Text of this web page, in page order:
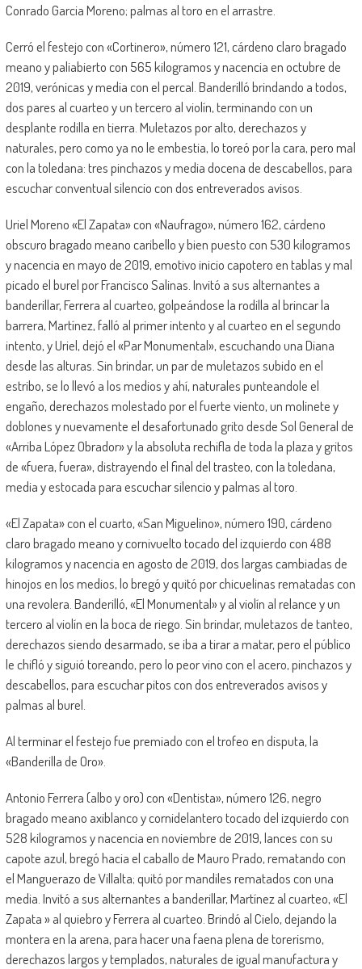
Conrado Garcia Moreno; palmas al toro en el arrastre.
Cerró el festejo con «Cortinero», número 121, cárdeno claro bragado
meano y paliabierto con 565 kilogramos y nacencia en octubre de
2019, verónicas y media con el percal. Banderilló brindando a todos,
dos pares al cuarteo y un tercero al violín, terminando con un
desplante rodilla en tierra. Muletazos por alto, derechazos y
naturales, pero como ya no le embestia, lo toreó por la cara, pero mal
con la toledana: tres pinchazos y media docena de descabellos, para
escuchar conventual silencio con dos entreverados avisos.
Uriel Moreno «El Zapata» con «Naufrago», número 162, cárdeno
obscuro bragado meano caribello y bien puesto con 530 kilogramos
y nacencia en mayo de 2019, emotivo inicio capotero en tablas y mal
picado el burel por Francisco Salinas. Invitó a sus alternantes a
banderillar, Ferrera al cuarteo, golpeándose la rodilla al brincar la
barrera, Martínez, falló al primer intento y al cuarteo en el segundo
intento, y Uriel, dejó el «Par Monumental», escuchando una Diana
desde las alturas. Sin brindar, un par de muletazos subido en el
estribo, se lo llevó a los medios y ahí, naturales punteandole el
engaño, derechazos molestado por el fuerte viento, un molinete y
doblones y nuevamente el desafortunado grito desde Sol General de
«Arriba López Obrador» y la absoluta rechifla de toda la plaza y gritos
de «fuera, fuera», distrayendo el final del trasteo, con la toledana,
media y estocada para escuchar silencio y palmas al toro.
«El Zapata» con el cuarto, «San Miguelino», número 190, cárdeno
claro bragado meano y cornivuelto tocado del izquierdo con 488
kilogramos y nacencia en agosto de 2019, dos largas cambiadas de
hinojos en los medios, lo bregó y quitó por chicuelinas rematadas con
una revolera. Banderilló, «El Monumental» y al violín al relance y un
tercero al violín en la boca de riego. Sin brindar, muletazos de tanteo,
derechazos siendo desarmado, se iba a tirar a matar, pero el público
le chifló y siguió toreando, pero lo peor vino con el acero, pinchazos y
descabellos, para escuchar pitos con dos entreverados avisos y
palmas al burel.
Al terminar el festejo fue premiado con el trofeo en disputa, la
«Banderilla de Oro».
Antonio Ferrera (albo y oro) con «Dentista», número 126, negro
bragado meano axiblanco y cornidelantero tocado del izquierdo con
528 kilogramos y nacencia en noviembre de 2019, lances con su
capote azul, bregó hacia el caballo de Mauro Prado, rematando con
el Manguerazo de Villalta; quitó por mandiles rematados con una
media. Invitó a sus alternantes a banderillar, Martínez al cuarteo, «El
Zapata » al quiebro y Ferrera al cuarteo. Brindó al Cielo, dejando la
montera en la arena, para hacer una faena plena de torerismo,
derechazos largos y templados, naturales de igual manufactura y